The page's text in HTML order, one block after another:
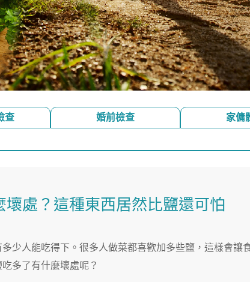
查 婚前檢查 家傭
壞處？這種東西居然比鹽還可怕
少人能吃得下。很多人做菜都喜歡加多些鹽，這樣會讓
多了有什麼壞處呢？